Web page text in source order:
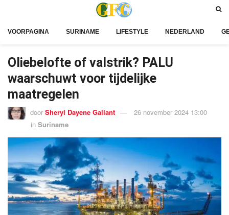
VOORPAGINA SURINAME LIFESTYLE NEDERLAND
Oliebelofte of valstrik? PALU
waarschuwt voor tijdelijke
maatregelen
door Sheryl Dayene Gallant
26 november 2024 13:00
in Suriname